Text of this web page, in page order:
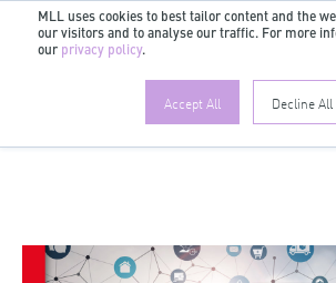
MLL uses cookies to best tailor content and the
our visitors and to analyse our traffic. For more
our privacy policy.
Accept All Decline All